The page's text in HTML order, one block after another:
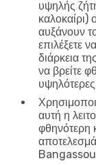
υψηλής
καλοκαίρι)
αυξάνουν
επιλέξετε
διάρκεια
να βρείτε
αυτή η
φθηνότερη